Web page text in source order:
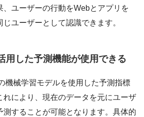
、ユーザーの行動をWebとアプリを
ユーザーとして認識できます。
用した予測機能が使用できる
機械学習モデルを使用した予測指標
れにより、現在のデータを元にユーザ
測することが可能となります。具体的